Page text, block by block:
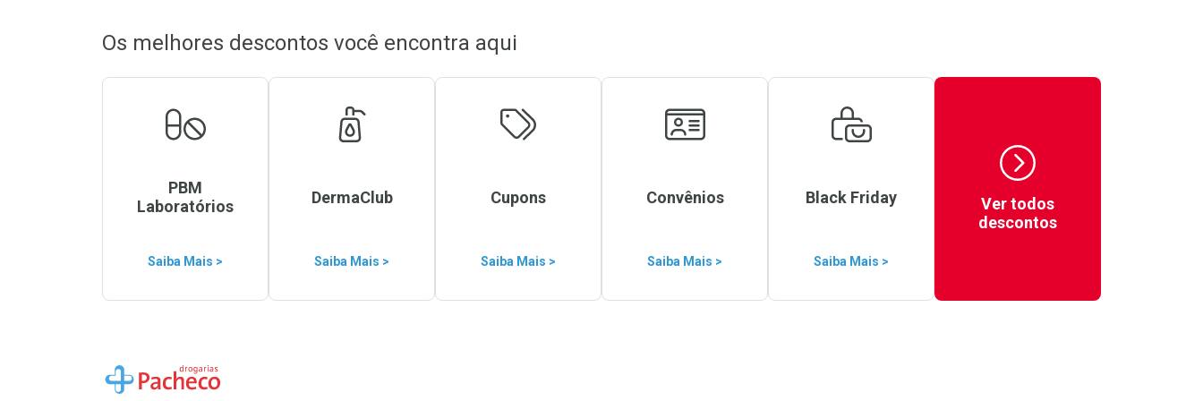
Os melhores descontos você encontra aqui
PBM
Laboratórios
Saiba Mais >
DermaClub
Saiba Mais >
Cupons
Saiba Mais >
Convênios
Saiba Mais >
Black Friday
Saiba Mais >
Ver todos
descontos
Ir para a Home